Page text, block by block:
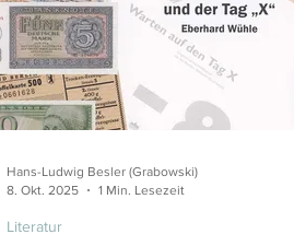
Hans-Ludwig Besler (Grabowski)
8. Okt. 2025
1 Min. Lesezeit
Literatur